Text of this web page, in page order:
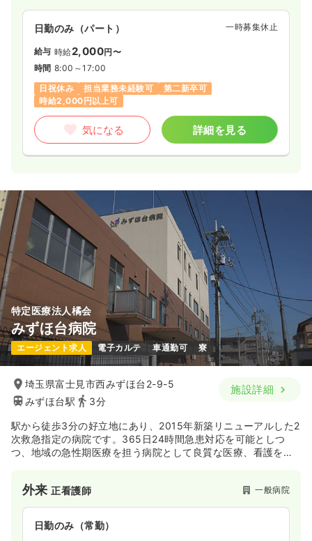
日勤のみ（パート） 一時募集休止
給与 時給2,000円〜
時間 8:00～17:00
日祝休み
担当業務未経験可
第二新卒可
時給2,000円以上可
気になる 詳細を見る
特定医療法人橘会
みずほ台病院
エージェント求人 電子カルテ 車通勤可 寮
埼玉県富士見市西みずほ台2-9-5
みずほ台駅
3分
施設詳細
駅から徒歩3分の好立地にあり、2015年新築リニューアルした2
次救急指定の病院です。365日24時間急患対応を可能としつ
つ、地域の急性期医療を担う病院として良質な医療、看護を提
外来正看護師 一般病院
日勤のみ（常勤）